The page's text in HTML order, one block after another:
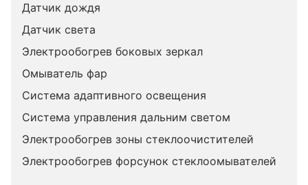
Датчик дождя
Датчик света
Электрообогрев боковых зеркал
Омыватель фар
Система адаптивного освещения
Система управления дальним светом
Электрообогрев зоны стеклоочистителей
Электрообогрев форсунок стеклоомывателей